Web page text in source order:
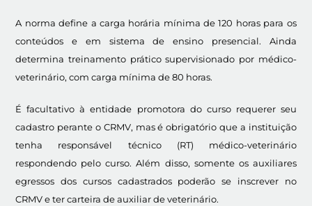
A norma define a carga horária mínima de 120 horas para os
conteúdos e em sistema de ensino presencial. Ainda
determina treinamento prático supervisionado por médico-
veterinário, com carga mínima de 80 horas.
É facultativo à entidade promotora do curso requerer seu
cadastro perante o CRMV, mas é obrigatório que a instituição
tenha responsável técnico (RT) médico-veterinário
respondendo pelo curso. Além disso, somente os auxiliares
egressos dos cursos cadastrados poderão se inscrever no
CRMV e ter carteira de auxiliar de veterinário.